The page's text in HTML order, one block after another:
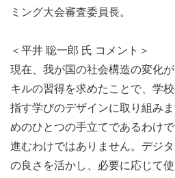
ミング大会審査委員長。
＜平井 聡一郎 氏 コメント＞
現在、我が国の社会構造の変化
キルの習得を求めたことで、学
指す学びのデザインに取り組み
めのひとつの手立てであるわけ
進むわけではありません。デジ
の良さを活かし、必要に応じて